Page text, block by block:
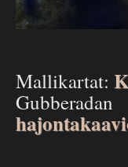
Mallikartat: